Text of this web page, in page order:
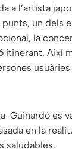
l’artista
un dels
la
Així
Guinardó es
en la
saludables.